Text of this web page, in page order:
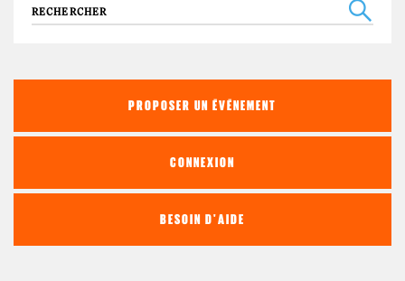
Recherche
PROPOSER UN ÉVÉNEMENT
CONNEXION
BESOIN D'AIDE